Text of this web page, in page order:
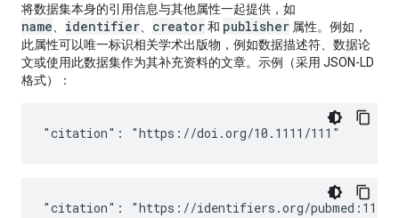
将数据集本身的引用信息与其他属性一起提供，如
name identifier creator和 publisher 属性。例如，
此属性可以唯一标识相关学术出版物，例如数据描述符、数据论
文或使用此数据集作为其补充资料的文章。示例（采用 JSON-LD
格式）：
"citation": "https://doi.org/10.1111/111"
"citation": "https://identifiers.org/